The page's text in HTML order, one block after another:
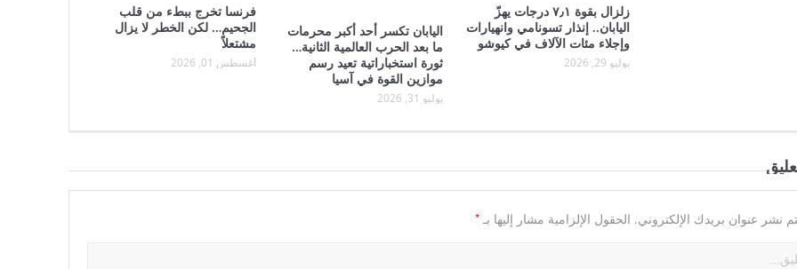
فرنسا تخرج ببطء من قلب
الجحيم… لكن الخطر لا يزال
مشتعلاً
أغسطس 01, 2026
اليابان تكسر أحد أكبر محرمات
ما بعد الحرب العالمية الثانية…
ثورة استخباراتية تعيد رسم
موازين القوة في آسيا
يوليو 31, 2026
زلزال بقوة ٧٫١ درجات يهزّ
اليابان.. إنذار تسونامي وانهيارات
وإجلاء مئات الآلاف في كيوشو
يوليو 29, 2026
نشر عنوان بريدك الإلكتروني. الحقول الإلزامية مشار إليها بـ*